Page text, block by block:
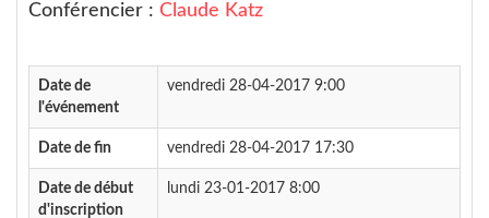
Conférencier : Claude Katz
Date de
l'événement
vendredi 28-04-2017 9:00
Date de fin vendredi 28-04-2017 17:30
Date de début
d'inscription
lundi 23-01-2017 8:00